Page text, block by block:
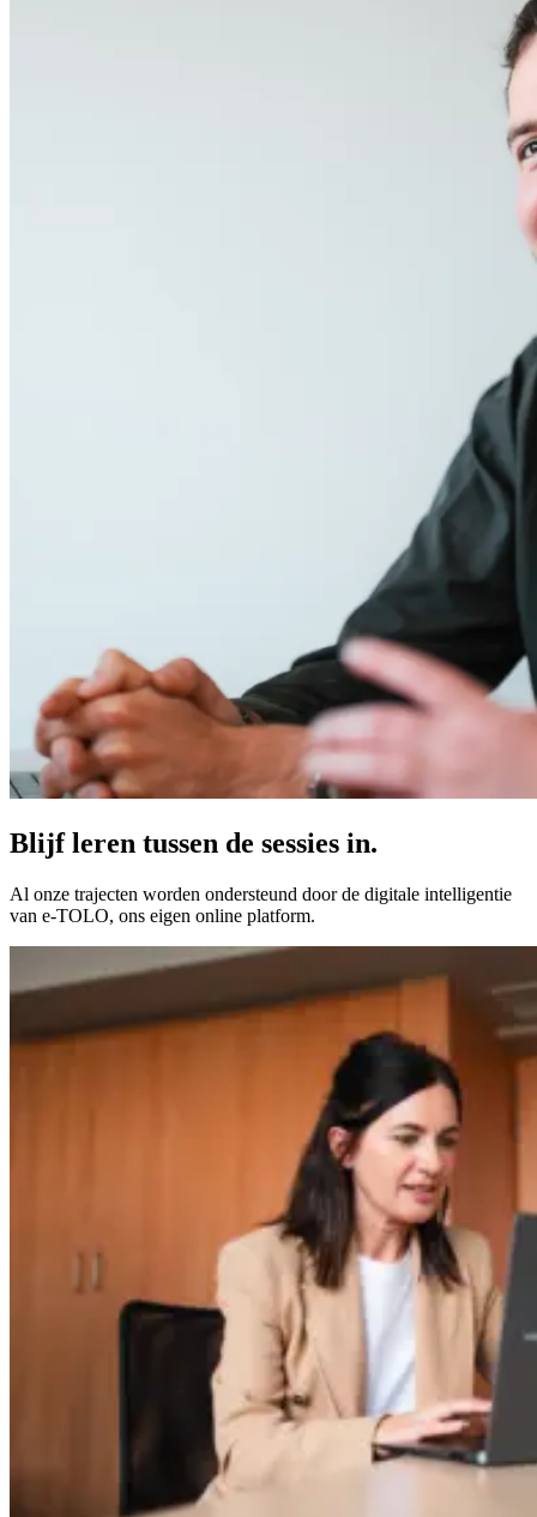
Blijf leren tussen de sessies in.
Al onze trajecten worden ondersteund door de digitale intelligentie
van e-TOLO, ons eigen online platform.